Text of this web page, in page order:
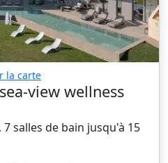
la carte
view wellness
salles de bain jusqu'à 15